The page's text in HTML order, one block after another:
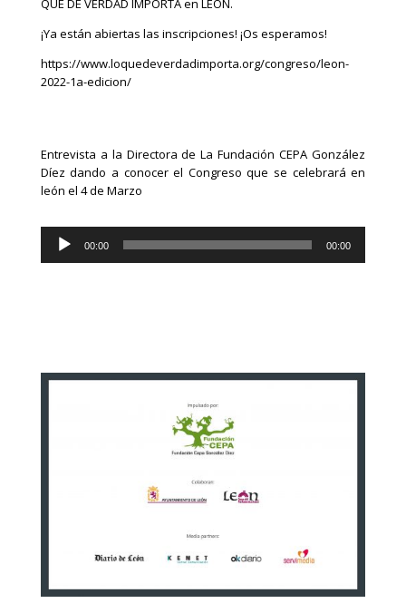
QUE DE VERDAD IMPORTA en LEÓN.
¡Ya están abiertas las inscripciones! ¡Os esperamos!
https://www.loquedeverdadimporta.org/congreso/leon-
2022-1a-edicion/
Entrevista a la Directora de La Fundación CEPA González
Díez dando a conocer el Congreso que se celebrará en
león el 4 de Marzo
Reproductor
00:00 00:00